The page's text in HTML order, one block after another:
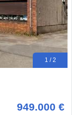
1 / 2
949.000 €